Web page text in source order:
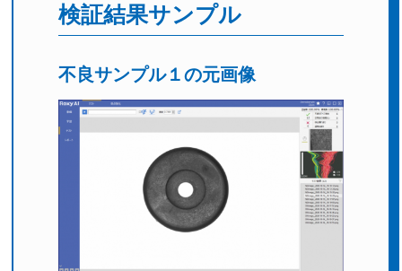
検証結果サンプル
不良サンプル１の元画像